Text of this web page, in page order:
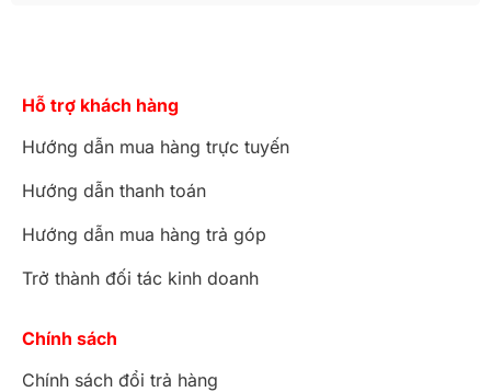
khách hàng nhớ ghé thăm để được tư vấn kỹ hơn
nhé.
Nội thất Sơn Đông cam kết luôn mang đến cho
khách hàng những sản phẩm chất lượng, đa dạng về
Qúy khách hàng có thể tham khảo những mẫu nội
thất hot nhất do Sơn Đông thiết kế độc quyền
Hỗ trợ khách hàng
Hướng dẫn mua hàng trực tuyến
Hướng dẫn thanh toán
Hướng dẫn mua hàng trả góp
Trở thành đối tác kinh doanh
Chính sách
Chính sách đổi trả hàng